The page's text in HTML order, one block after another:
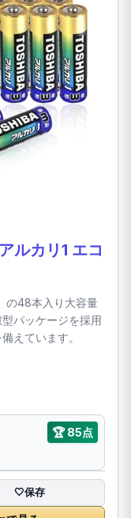
ルカリ1 エコ
の48本入り大容量
パッケージを採用
えています。
🏆 85点
🤍保存